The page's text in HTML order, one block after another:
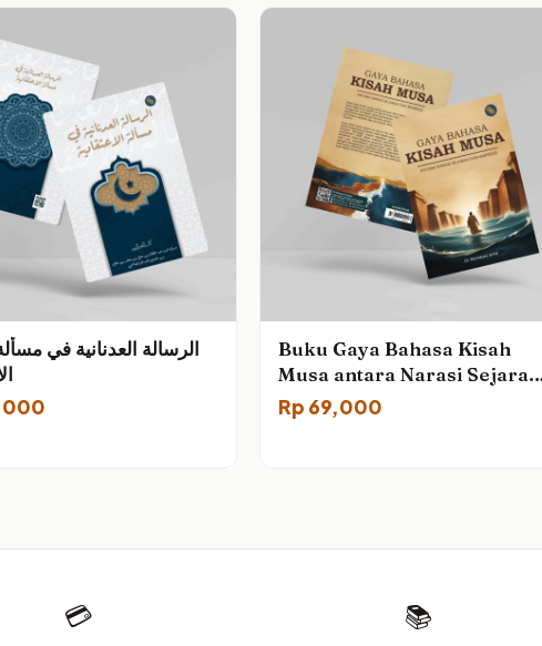
Buku Gaya Bahasa Kisah
Musa antara Narasi Sejarah
dan Inspirasi
Rp 69,000
💳 📚